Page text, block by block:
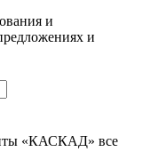
и
и
«КАСКАД» все